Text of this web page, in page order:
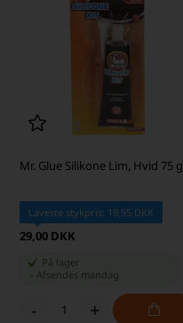
Mr. Glue Silikone Lim, Hvid 75 g
Laveste stykpris: 19,95 DKK
29,00 DKK
På lager
Afsendes mandag
- +